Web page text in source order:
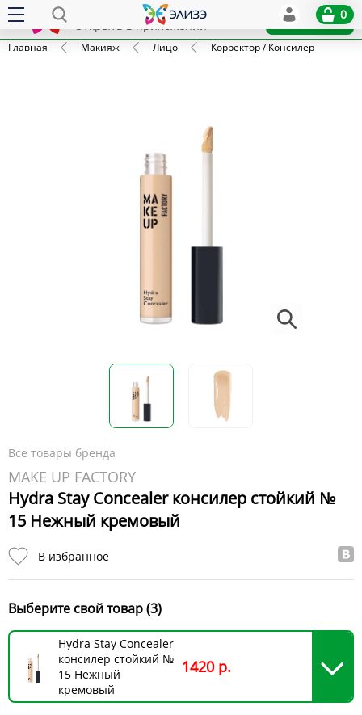
x
Открыть в приложении
Установить
0
Главная Макияж Лицо Корректор / Консилер
Все товары бренда
MAKE UP FACTORY
Hydra Stay Concealer консилер стойкий №
15 Нежный кремовый
В избранное
Выберите свой товар (3)
Hydra Stay Concealer
консилер стойкий №
15 Нежный
кремовый
1420 р.